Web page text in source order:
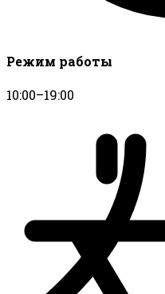
Режим работы
10:00–19:00